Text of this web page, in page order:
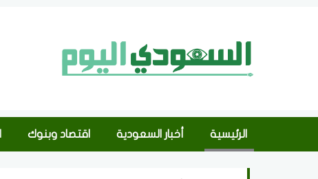
الرئيسية أخبار السعودية اقتصاد وبنوك